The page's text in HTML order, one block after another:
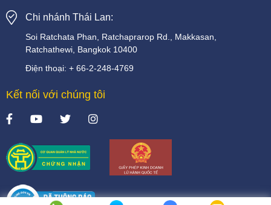
Chi nhánh Thái Lan:
Soi Ratchata Phan, Ratchaprarop Rd.,
Makkasan,
Ratchathewi, Bangkok 10400
Điện thoại: + 66-2-248-4769
Kết nối với chúng tôi